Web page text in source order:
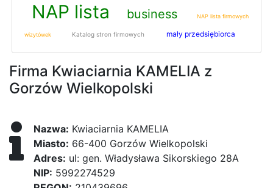
NAP lista business NAP lista firmowych
wizytówek Katalog stron firmowych mały przedsiębiorca
Firma Kwiaciarnia KAMELIA z
Gorzów Wielkopolski
Nazwa: Kwiaciarnia KAMELIA
Miasto: 66-400 Gorzów Wielkopolski
Adres: ul: gen. Władysława Sikorskiego 28A
NIP: 5992274529